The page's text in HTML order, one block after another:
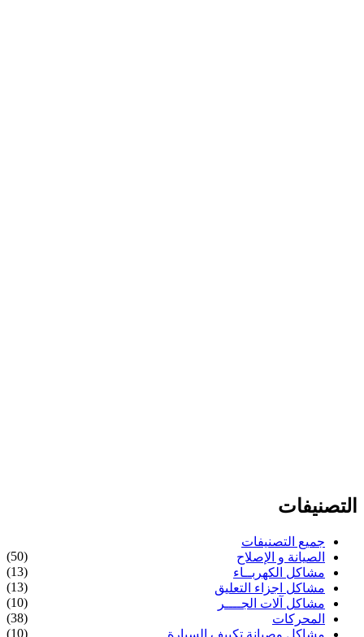
التصنيفات
جميع التصنيفات
الصيانة و الإصلاح
(50)
مشاكل الكهربــاء
(13)
مشاكل اجزاء التعليق
(13)
مشاكل آلات الجــــر
(10)
المحركات
(38)
مشاكل وصيانة تكييف السيارة
(10)